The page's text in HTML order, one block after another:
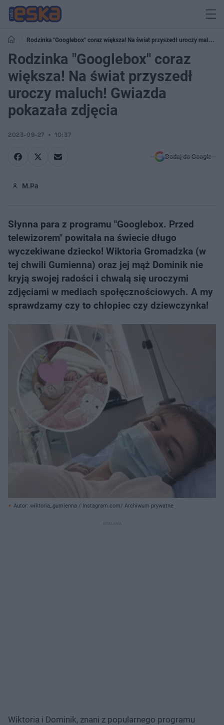
Rodzinka "Googlebox" coraz większa! Na świat przyszedł uroczy maluch!
Gwiazda pokazała zdjęcia
Rodzinka "Googlebox" coraz
większa! Na świat przyszedł
uroczy maluch! Gwiazda
pokazała zdjęcia
2023-09-27 10:37
Dodaj do Google
M.Pa
Słynna para z programu "Googlebox. Przed
telewizorem" powitała na świecie długo
wyczekiwane dziecko! Wiktoria Gromadzka (w
tej chwili Gumienna) oraz jej mąż Dominik nie
kryją swojej radości i chwalą się uroczymi
zdjęciami w mediach społęcznościowych. A my
sprawdzamy czy to chłopiec czy dziewczynka!
Autor: wiktoria_gumienna / Instagram.com/ Archiwum prywatne
Wiktoria i Dominik, znani z popularnego programu